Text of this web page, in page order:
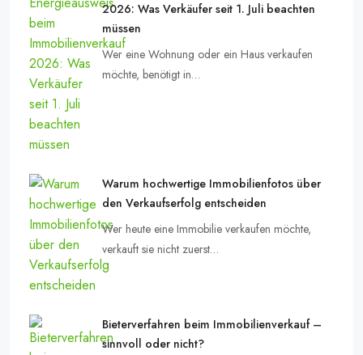
2026: Was Verkäufer seit 1. Juli beachten
müssen
Wer eine Wohnung oder ein Haus verkaufen
möchte, benötigt in…
Warum hochwertige Immobilienfotos über
den Verkaufserfolg entscheiden
Wer heute eine Immobilie verkaufen möchte,
verkauft sie nicht zuerst…
Bieterverfahren beim Immobilienverkauf –
sinnvoll oder nicht?